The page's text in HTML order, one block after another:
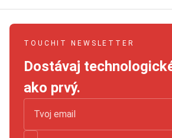
TOUCHIT NEWSLETTER
Dostávaj
ako prvý.